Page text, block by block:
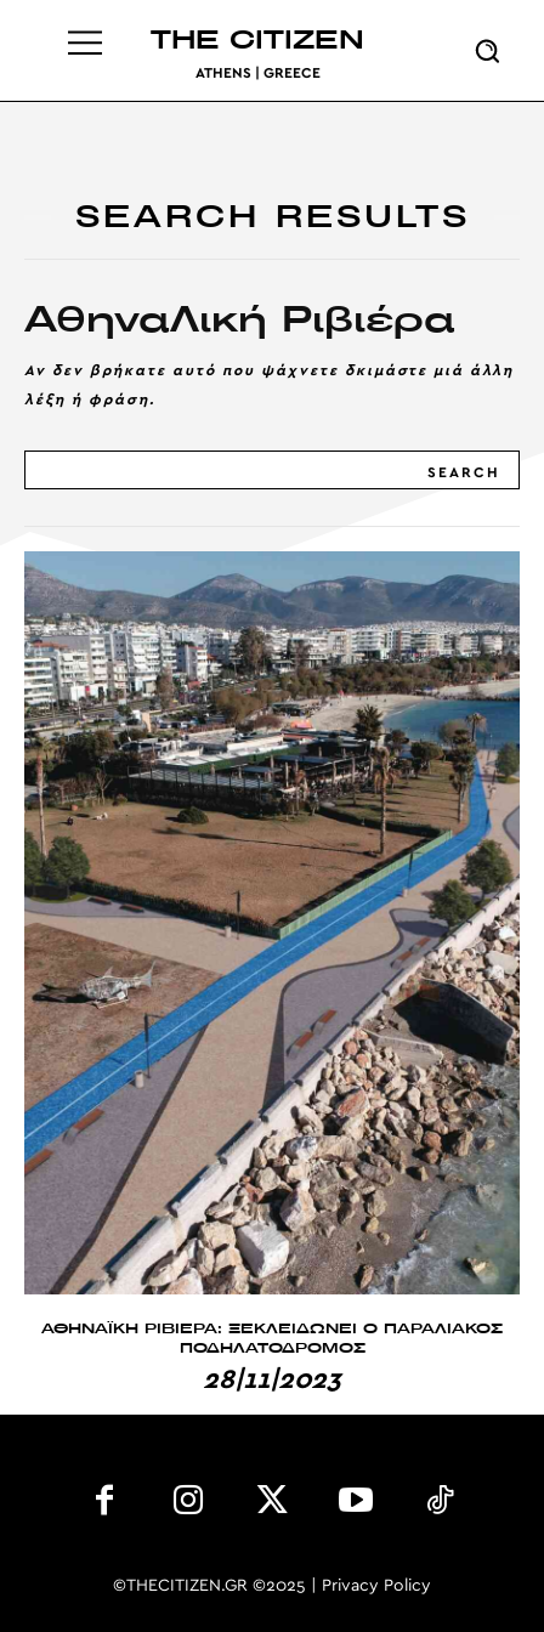
THE CITIZEN
ATHENS | GREECE
SEARCH RESULTS
ΑθηναΛική Ριβιέρα
Αν δεν βρήκατε αυτό που ψάχνετε δκιμάστε μιά άλλη
λέξη ή φράση.
SEARCH
ΑΘΗΝΑΪΚΗ ΡΙΒΙΕΡΑ: ΞΕΚΛΕΙΔΩΝΕΙ Ο ΠΑΡΑΛΙΑΚΟΣ
ΠΟΔΗΛΑΤΟΔΡΟΜΟΣ
28|11|2023
©THECITIZEN.GR ©2025 | Privacy Policy